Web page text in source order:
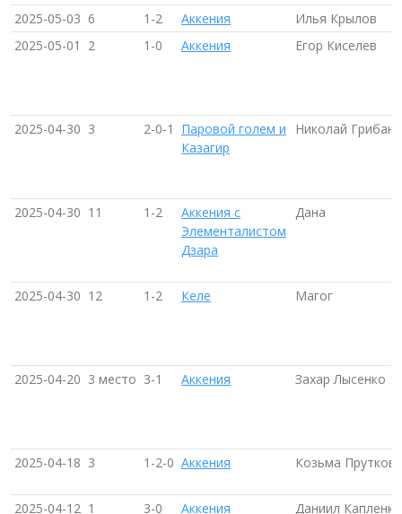
2025-05-03 6 1-2 Аккения
Илья Крылов
2025-05-01
2 1-0 Аккения Егор Киселев
2025-04-30 3 2-0-1
Паровой голем и
Казагир
Николай
2025-04-30 11 1-2
Аккения с
Элементалистом
Дзара
Дана
2025-04-30 12 1-2 Келе Магог
2025-04-20 3 место 3-1 Аккения Захар Лысенко
2025-04-18 3 1-2-0 Аккения Козьма Прутков
2025-04-12 1 3-0 Аккения Даниил Капленко